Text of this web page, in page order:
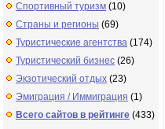
Спортивный туризм (10)
Страны и регионы (69)
Туристические агентства (174)
Туристический бизнес (26)
Экзотический отдых (23)
Эмиграция / Иммиграция (1)
Всего сайтов в рейтинге (433)